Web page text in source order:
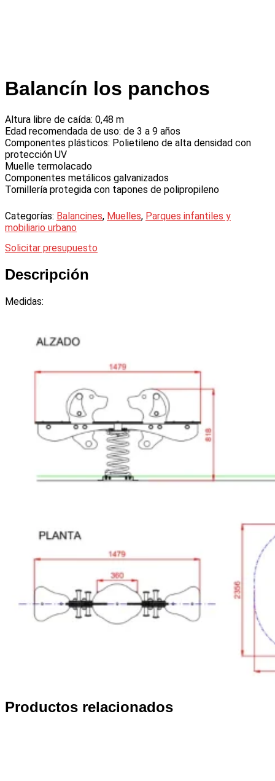
Balancín los panchos
Altura libre de caída: 0,48 m
Edad recomendada de uso: de 3 a 9 años
Componentes plásticos: Polietileno de alta densidad con
protección UV
Muelle termolacado
Componentes metálicos galvanizados
Tornillería protegida con tapones de polipropileno
Categorías: Balancines, Muelles, Parques infantiles y
mobiliario urbano
Solicitar presupuesto
Descripción
Medidas:
Productos relacionados